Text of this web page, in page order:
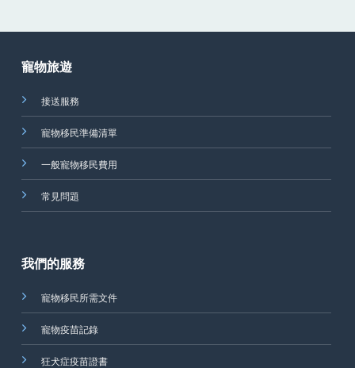
寵物旅遊
接送服務
寵物移民準備清單
一般寵物移民費用
常見問題
我們的服務
寵物移民所需文件
寵物疫苗記錄
狂犬症疫苗證書